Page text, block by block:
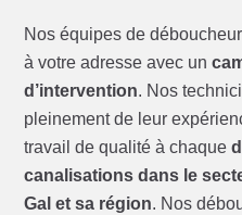
Nos équipes de
à votre adresse avec un
d’intervention. Nos
pleinement de leur
travail de qualité à chaque
canalisations dans le
Gal et sa région. Nos